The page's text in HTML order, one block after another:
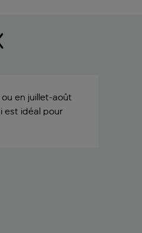
en juillet-août
est idéal pour